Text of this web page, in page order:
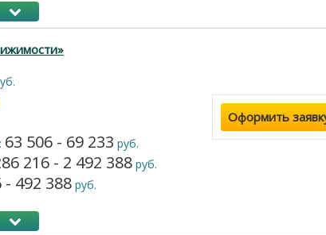
63 506 - 69 233 руб.
216 - 2 492 388 руб.
- 492 388 руб.
Оформить